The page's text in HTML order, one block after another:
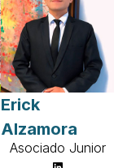
Erick
Alzamora
Asociado Junior